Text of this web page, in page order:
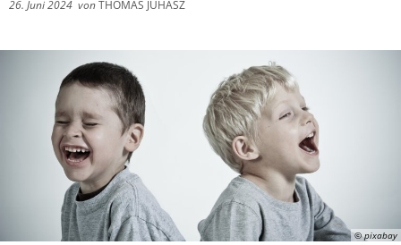
26. Juni 2024 vonTHOMAS JUHASZ
© pixabay